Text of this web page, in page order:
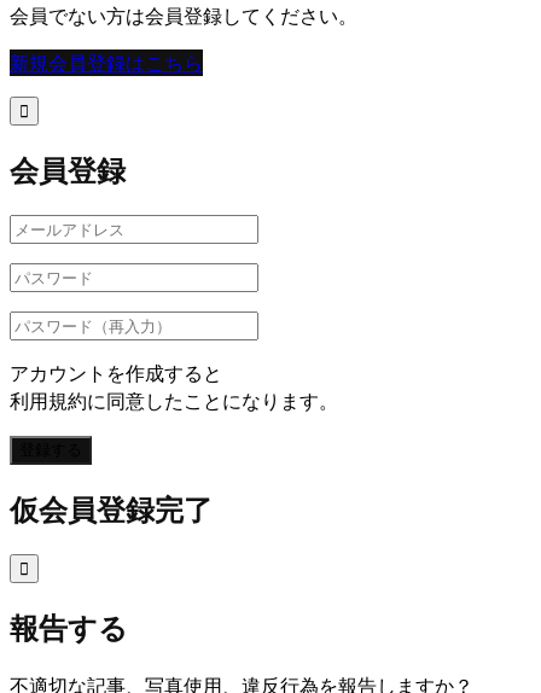
会員でない方は会員登録してください。
新規会員登録はこちら

会員登録
アカウントを作成すると
利用規約に同意したことになります。
仮会員登録完了

報告する
不適切な記事、写真使用、違反行為を報告しますか？